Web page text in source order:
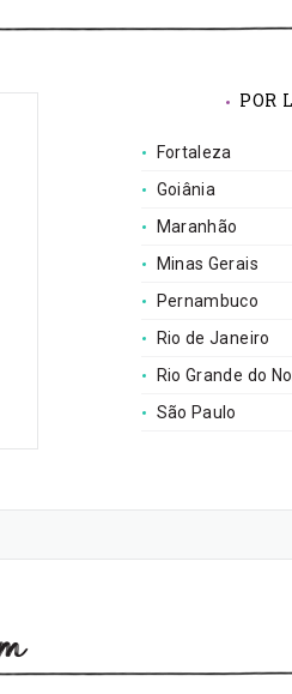
POR
Fortaleza
Goiânia
Maranhão
Minas Gerais
Pernambuco
Rio de Janeiro
Rio Grande do
São Paulo